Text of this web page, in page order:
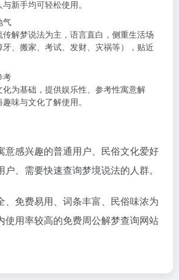
新手均可轻松使用。
气
传解梦说法为主，语言直白，侧重生活场
牙、搬家、考试、发财、灾祸等），贴近
考
化为基础，提供娱乐性、参考性寓意解
味与文化了解使用。
意感兴趣的普通用户、民俗文化爱好
户、需要快速查询梦境说法的人群。
、免费易用、词条丰富、民俗味浓为
使用率较高的免费周公解梦查询网站